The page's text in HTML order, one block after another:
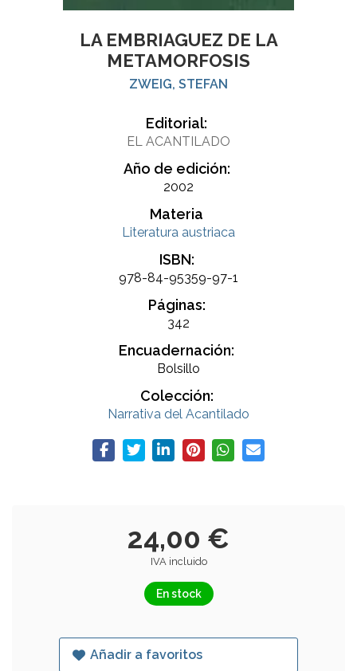
LA EMBRIAGUEZ DE LA
METAMORFOSIS
ZWEIG, STEFAN
Editorial:
EL ACANTILADO
Año de edición:
2002
Materia
Literatura austriaca
ISBN:
978-84-95359-97-1
Páginas:
342
Encuadernación:
Bolsillo
Colección:
Narrativa del Acantilado
24,00 €
IVA incluido
En stock
Añadir a favoritos